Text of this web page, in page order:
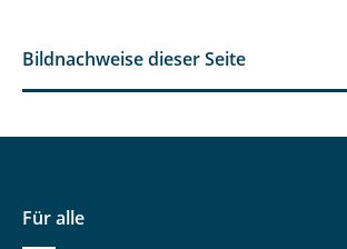
Bildnachweise dieser Seite
Für alle